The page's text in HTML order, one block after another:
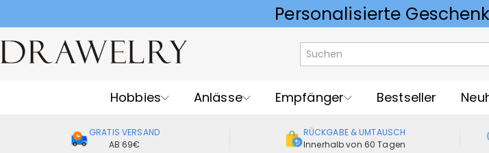
Vorlieben für
Hobbies Anlässe Empfänger Bestseller
GRATIS VERSAND
AB 69€
RÜCKGABE & UMTAUSCH
Innerhalb von 60 Tagen